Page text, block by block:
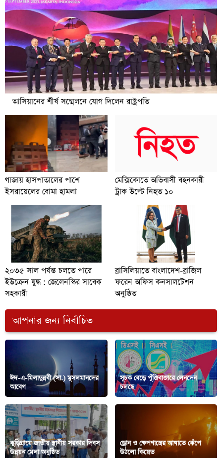
আসিয়ানের শীর্ষ সম্মেলনে যোগ দিলেন রাষ্ট্রপতি
গাজায় হাসপাতালের পাশে
ইসরায়েলের বোমা হামলা
মেক্সিকোতে অভিবাসী বহনকারী
ট্রাক উল্টে নিহত ১০
২০৩৫ সাল পর্যন্ত চলতে পারে
ইউক্রেন যুদ্ধ : জেলেনস্কির সাবেক
সহকারী
ব্রাসিলিয়াতে বাংলাদেশ-ব্রাজিল
ফরেন অফিস কনসালটেশন
অনুষ্ঠিত
আপনার জন্য নির্বাচিত
ঈদ-এ-মিলাদুন্নবী (সা.) মুসলমানদের
আবেগ
সূচক বেড়ে পুঁজিবাজারে লেনদেন
চলছে
কুড়িগ্রামে জাতীয় স্থানীয় সরকার দিবস
উন্নয়ন মেলা অনুষ্ঠিত
ড্রোন ও ক্ষেপণাস্ত্রের আঘাতে কেঁপে
উঠলো কিয়েভ